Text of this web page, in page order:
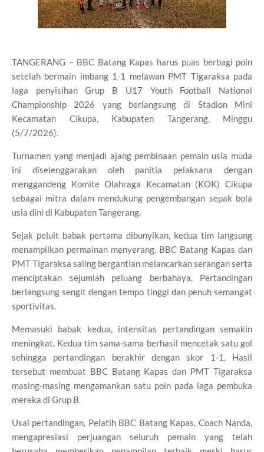
TANGERANG – BBC Batang Kapas harus puas berbagi poin
setelah bermain imbang 1-1 melawan PMT Tigaraksa pada
laga penyisihan Grup B U17 Youth Football National
Championship 2026 yang berlangsung di Stadion Mini
Kecamatan Cikupa, Kabupaten Tangerang, Minggu
(5/7/2026).
Turnamen yang menjadi ajang pembinaan pemain usia muda
ini diselenggarakan oleh panitia pelaksana dengan
menggandeng Komite Olahraga Kecamatan (KOK) Cikupa
sebagai mitra dalam mendukung pengembangan sepak bola
usia dini di Kabupaten Tangerang.
Sejak peluit babak pertama dibunyikan, kedua tim langsung
menampilkan permainan menyerang. BBC Batang Kapas dan
PMT Tigaraksa saling bergantian melancarkan serangan serta
menciptakan sejumlah peluang berbahaya. Pertandingan
berlangsung sengit dengan tempo tinggi dan penuh semangat
sportivitas.
Memasuki babak kedua, intensitas pertandingan semakin
meningkat. Kedua tim sama-sama berhasil mencetak satu gol
sehingga pertandingan berakhir dengan skor 1-1. Hasil
tersebut membuat BBC Batang Kapas dan PMT Tigaraksa
masing-masing mengamankan satu poin pada laga pembuka
mereka di Grup B.
Usai pertandingan, Pelatih BBC Batang Kapas, Coach Nanda,
mengapresiasi perjuangan seluruh pemain yang telah